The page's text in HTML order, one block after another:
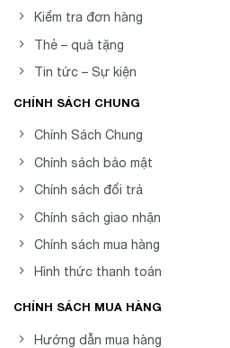
Kiểm tra đơn hàng
Thẻ – quà tặng
Tin tức – Sự kiện
CHÍNH SÁCH CHUNG
Chính Sách Chung
Chính sách bảo mật
Chính sách đổi trả
Chính sách giao nhận
Chính sách mua hàng
Hình thức thanh toán
CHÍNH SÁCH MUA HÀNG
Hướng dẫn mua hàng